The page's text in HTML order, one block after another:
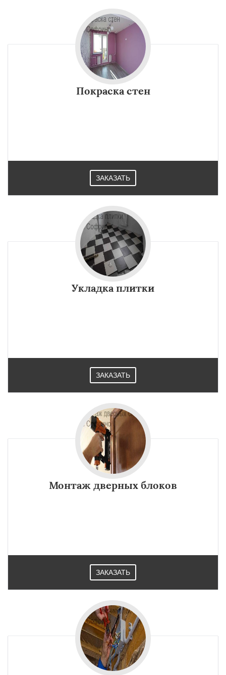
Покраска стен
ЗАКАЗАТЬ
Укладка плитки
ЗАКАЗАТЬ
Монтаж дверных блоков
ЗАКАЗАТЬ